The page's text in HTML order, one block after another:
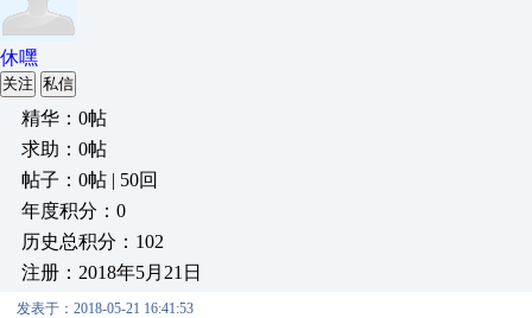
休嘿
关注 私信
精华：0帖
求助：0帖
帖子：0帖 | 50回
年度积分：0
历史总积分：102
注册：2018年5月21日
发表于：2018-05-21 16:41:53